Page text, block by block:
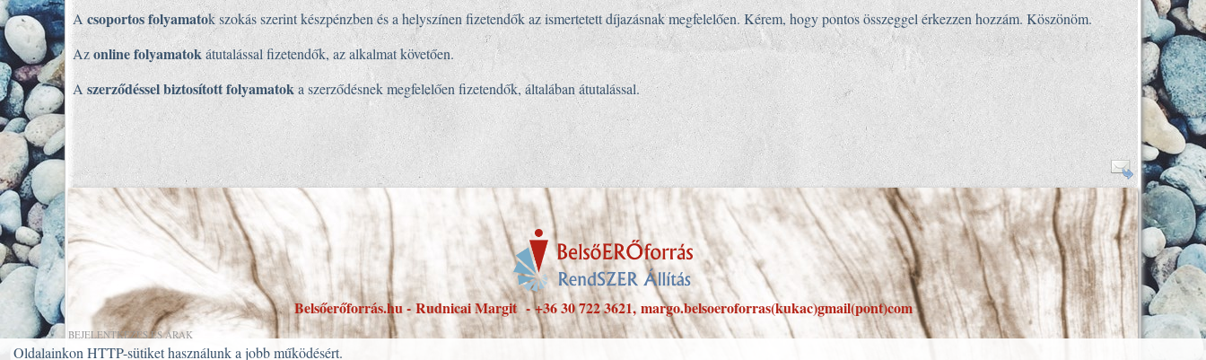
Acsoportos folyamatok szokás szerint készpénzben és a helyszínen fizetendők az ismertetett díjazásnak megfelelően. Kérem, hogy pontos összeggel érkezzen hozzám. Köszönöm.
Azonline folyamatokátutalással fizetendők, az alkalmat követően.
Aszerződéssel biztosított folyamatoka szerződésnek megfelelően fizetendők, általában átutalással.
Belsőerőforrás.hu -Rudnicai Margit-+36 30 722 3621, margo.belsoeroforras(kukac)gmail(pont)com
BEJELENTKEZÉS ÉS ÁRAK
Oldalainkon HTTP-sütiket használunk a jobb működésért.